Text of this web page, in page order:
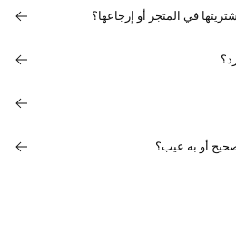
في المتجر أو إرجاعها؟
أو به عيب؟